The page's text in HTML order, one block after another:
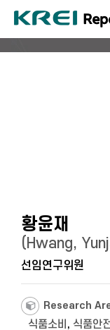
황윤재
(Hwang,
선임연구위원
Research
식품소비 , 식품안